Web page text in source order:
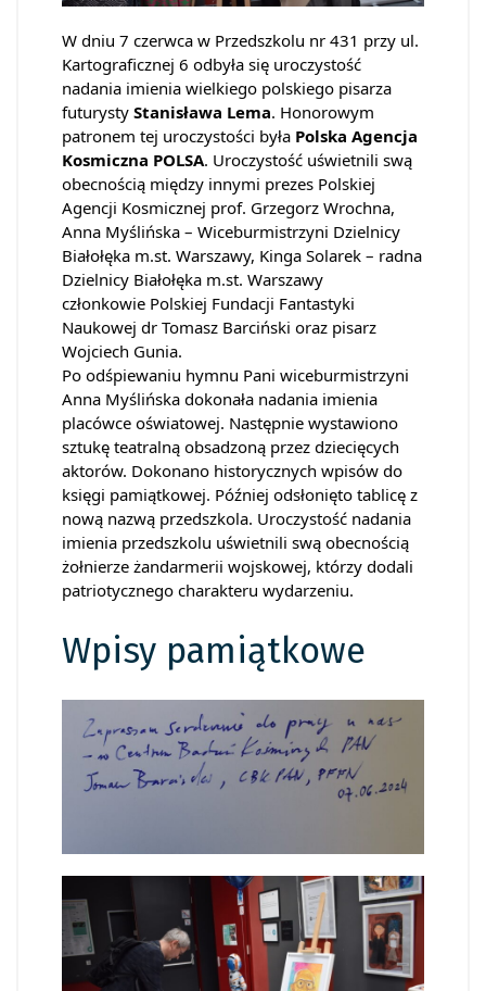
W dniu 7 czerwca w Przedszkolu nr 431 przy ul.
Kartograficznej 6 odbyła się uroczystość
nadania imienia wielkiego polskiego pisarza
futurysty Stanisława Lema. Honorowym
patronem tej uroczystości była Polska Agencja
Kosmiczna POLSA. Uroczystość uświetnili swą
obecnością między innymi prezes Polskiej
Agencji Kosmicznej prof. Grzegorz Wrochna,
Anna Myślińska – Wiceburmistrzyni Dzielnicy
Białołęka m.st. Warszawy, Kinga Solarek – radna
Dzielnicy Białołęka m.st. Warszawy
członkowie Polskiej Fundacji Fantastyki
Naukowej dr Tomasz Barciński oraz pisarz
Wojciech Gunia.
Po odśpiewaniu hymnu Pani wiceburmistrzyni
Anna Myślińska dokonała nadania imienia
placówce oświatowej. Następnie wystawiono
sztukę teatralną obsadzoną przez dziecięcych
aktorów. Dokonano historycznych wpisów do
księgi pamiątkowej. Później odsłonięto tablicę z
nową nazwą przedszkola. Uroczystość nadania
imienia przedszkolu uświetnili swą obecnością
żołnierze żandarmerii wojskowej, którzy dodali
patriotycznego charakteru wydarzeniu.
Wpisy pamiątkowe